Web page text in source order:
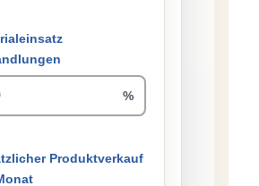
%
Produktverkauf